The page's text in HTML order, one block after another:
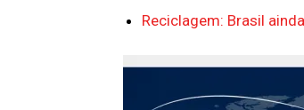
Reciclagem: Brasil